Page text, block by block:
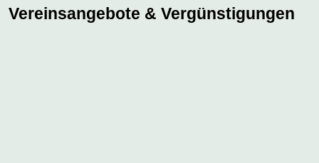
Vereinsangebote & Vergünstigungen